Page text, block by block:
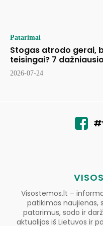
Patarimai
Stogas atrodo gerai,
teisingai? 7
2026-07-24
Visostemos.lt –
patikimas naujienas,
patarimus, sodo ir
aktualijas iš Lietuvos ir